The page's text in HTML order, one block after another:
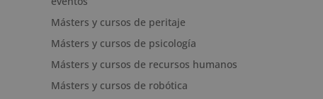
Másters y cursos de peritaje
Másters y cursos de psicología
Másters y cursos de recursos humanos
Másters y cursos de robótica